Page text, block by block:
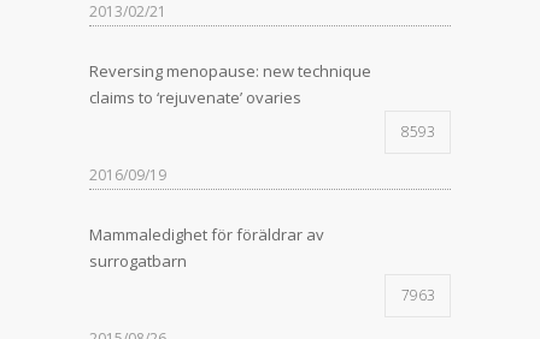
2013/02/21
Reversing menopause: new technique
claims to ‘rejuvenate’ ovaries
8593
2016/09/19
Mammaledighet för föräldrar av
surrogatbarn
7963